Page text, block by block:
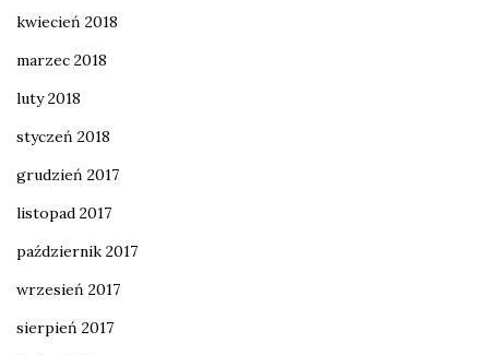
kwiecień 2018
marzec 2018
luty 2018
styczeń 2018
grudzień 2017
listopad 2017
październik 2017
wrzesień 2017
sierpień 2017